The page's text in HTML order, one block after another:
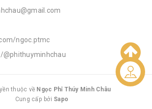
ngoc.ptmc
thuộc về Ngọc Phỉ Thúy Minh Châu
|
Cung cấp bởi Sapo
Liên hệ